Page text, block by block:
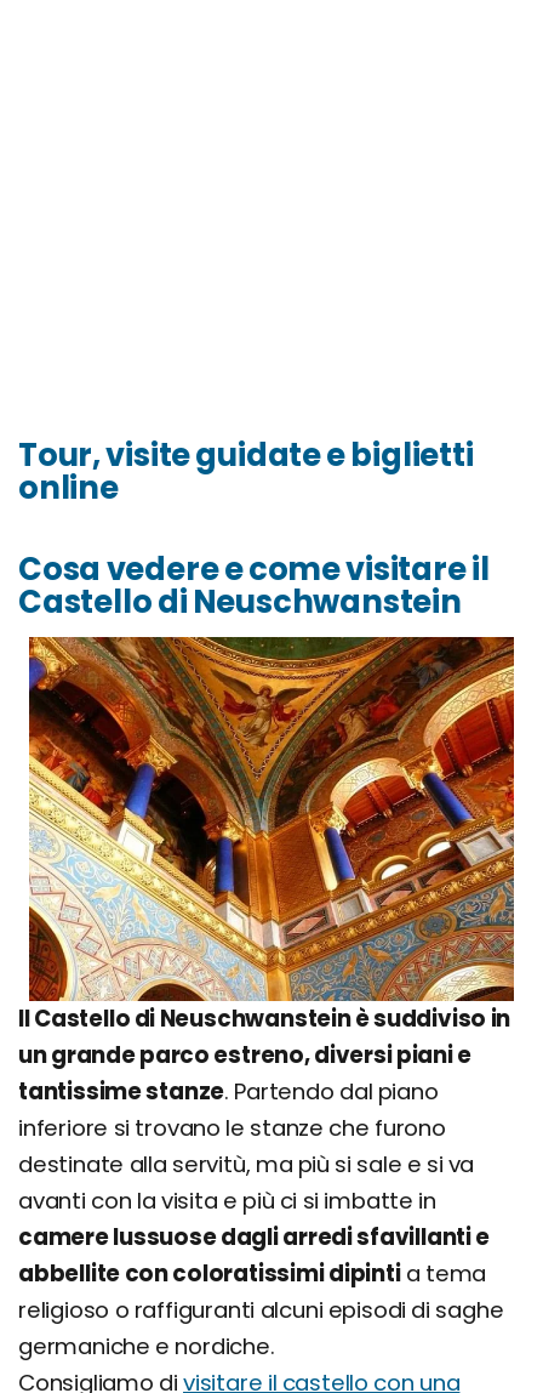
Tour, visite guidate e biglietti
online
Cosa vedere e come visitare il
Castello di Neuschwanstein
Il Castello di Neuschwanstein è suddiviso in
un grande parco estreno, diversi piani e
tantissime stanze. Partendo dal piano
inferiore si trovano le stanze che furono
destinate alla servitù, ma più si sale e si va
avanti con la visita e più ci si imbatte in
camere lussuose dagli arredi sfavillanti e
abbellite con coloratissimi dipintia tema
religioso o raffiguranti alcuni episodi di saghe
germaniche e nordiche.
Consigliamo divisitare il castello con una